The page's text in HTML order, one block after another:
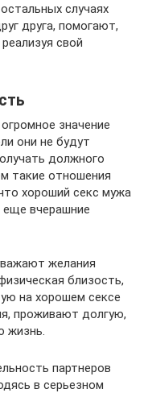
случаях
друга, помогают,
свой
значение
они не будут
должного
такие отношения
хороший секс мужа
еще вчерашние
желания
близость,
на хорошем сексе
проживают долгую,
жизнь.
партнеров
в серьезном